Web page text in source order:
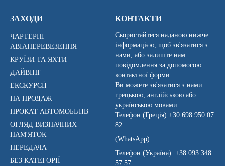
ЗАХОДИ
ЧАРТЕРНІ
АВІАПЕРЕВЕЗЕННЯ
КРУЇЗИ ТА ЯХТИ
ДАЙВІНГ
ЕКСКУРСІЇ
НА ПРОДАЖ
ПРОКАТ АВТОМОБІЛІВ
ОГЛЯД ВИЗНАЧНИХ
ПАМ'ЯТОК
ПЕРЕДАЧА
БЕЗ КАТЕГОРІЇ
КОНТАКТИ
Скористайтеся наданою нижче
інформацією, щоб зв'язатися з
нами, або залиште нам
повідомлення за допомогою
контактної форми.
Ви можете зв'язатися з нами
грецькою, англійською або
українською мовами.
Телефон (Греція):+30 698 950 07
82
(WhatsApp)
Телефон (Україна): +38 093 348
57 57